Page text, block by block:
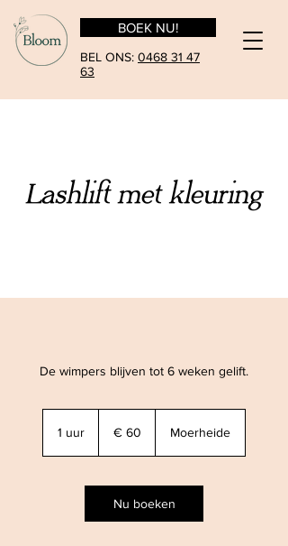
BEL ONS: 0468 31 47
63
BOEK NU!
Lashlift met kleuring
De wimpers blijven tot 6 weken gelift.
1 uur € 60 Moerheide
Nu boeken